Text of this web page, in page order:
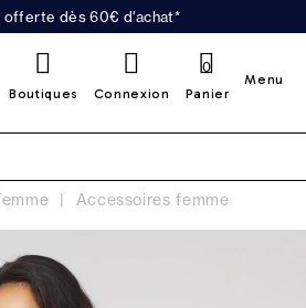
offerte dès 60€ d'achat*
Boutiques Connexion Panier
0
Menu
Accessoires femme